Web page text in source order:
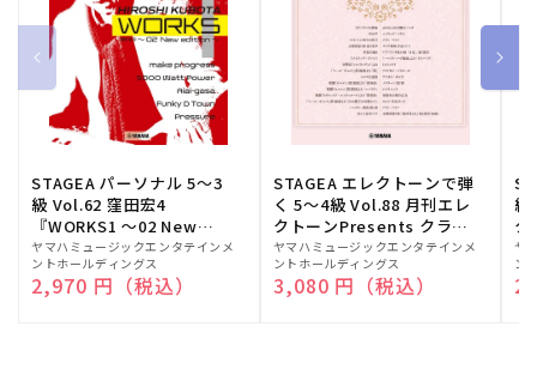
STAGEA パーソナル 5～3
級 Vol.62 窪田宏4
『WORKS1 ～02 New
edition～』
販
売
元:
ヤマハミュージックエンタテインメ
ントホールディングス
通常価格
2,970 円（税込）
STAGEA エレクトーンで弾
く 5～4級 Vol.88 月刊エレ
クトーンPresents クラシ
ック名曲集
販
売
元:
ヤマハミュージックエンタテインメ
ントホールディングス
通常価格
3,080 円（税込）
級
ク
販
売
元:
ヤ
ン